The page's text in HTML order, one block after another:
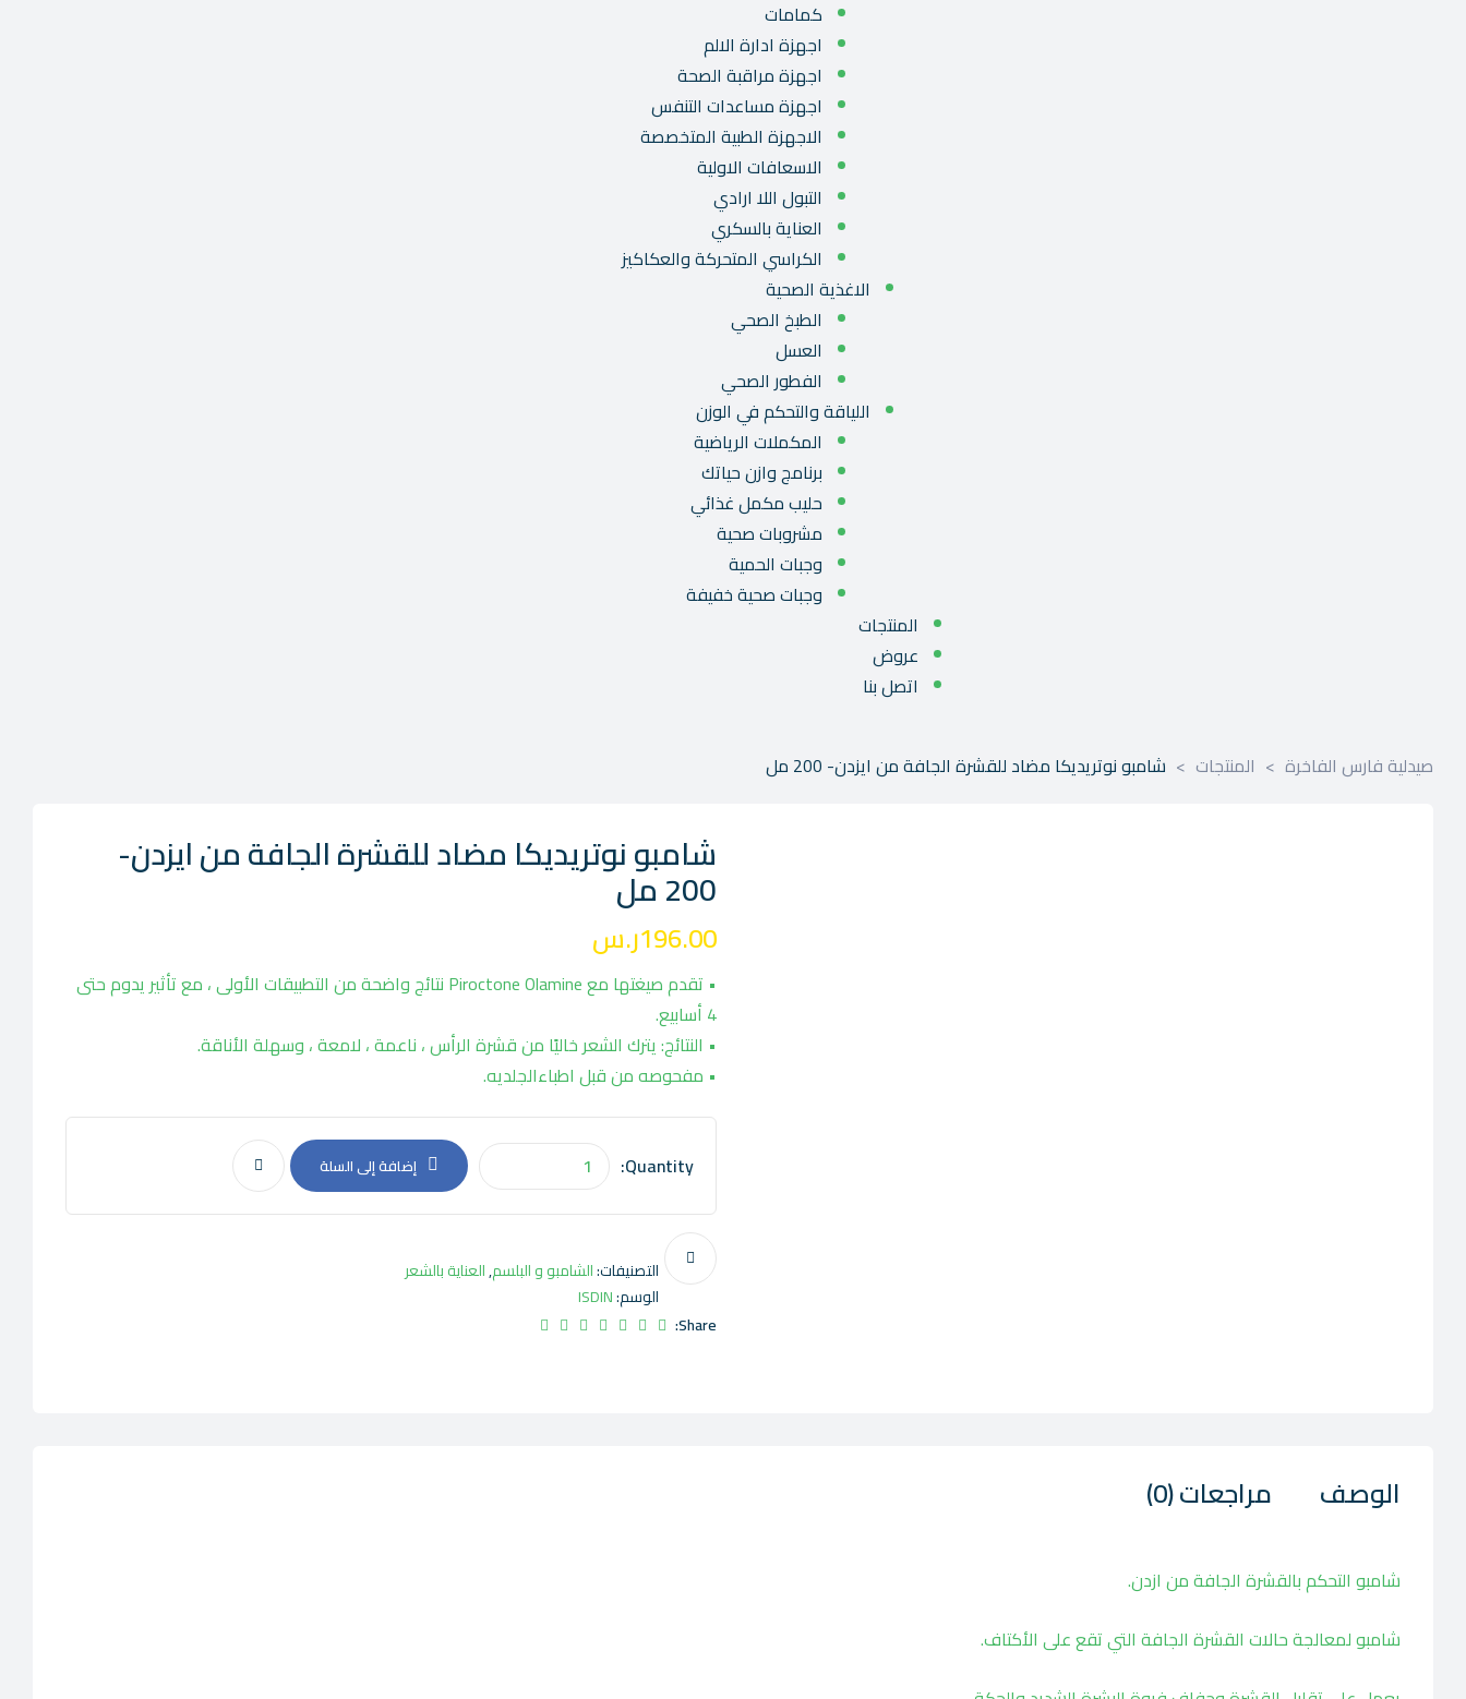
كمامات
اجهزة ادارة الالم
اجهزة مراقبة الصحة
اجهزة مساعدات التنفس
الاجهزة الطبية المتخصصة
الاسعافات الاولية
التبول اللا ارادي
العناية بالسكري
الكراسي المتحركة والعكاكيز
الاغذية الصحية
الطبخ الصحي
العسل
الفطور الصحي
اللياقة والتحكم في الوزن
المكملات الرياضية
برنامج وازن حياتك
حليب مكمل غذائي
مشروبات صحية
وجبات الحمية
وجبات صحية خفيفة
المنتجات
عروض
اتصل بنا
صيدلية فارس الفاخرة > المنتجات > شامبو نوتريديكا مضاد للقشرة الجافة من ايزدن- 200 مل
شامبو نوتريديكا مضاد للقشرة الجافة من ايزدن-
200 مل
196.00ر.س
• تقدم صيغتها مع Piroctone Olamine نتائج واضحة من التطبيقات الأولى ، مع تأثير يدوم حتى
4 أسابيع.
• النتائج: يترك الشعر خاليًا من قشرة الرأس ، ناعمة ، لامعة ، وسهلة الأناقة.
• مفحوصه من قبل اطباءالجلديه.
Quantity: إضافة إلى السلة
التصنيفات:الشامبو و البلسم,العناية بالشعر
الوسم:ISDIN
Share:
الوصف مراجعات (0)
شامبو التحكم بالقشرة الجافة من ازدن.
شامبو لمعالجة حالات القشرة الجافة التي تقع على الأكتاف.